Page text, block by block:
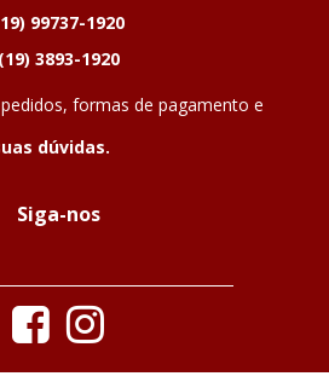
99737-1920
(19) 3893-1920
formas de pagamento e
dúvidas.
Siga-nos